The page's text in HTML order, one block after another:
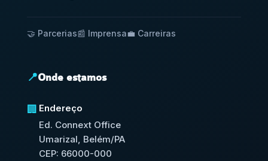
🤝 Parcerias📰 Imprensa💼 Carreiras
📍Onde estamos
🏢 Endereço
Ed. Connext Office
Umarizal, Belém/PA
CEP: 66000-000